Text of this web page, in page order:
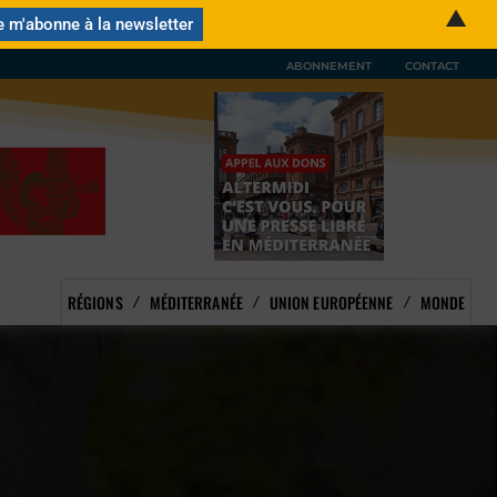
ABONNEMENT CONTACT
RÉGIONS MÉDITERRANÉE UNION EUROPÉENNE MONDE
▲